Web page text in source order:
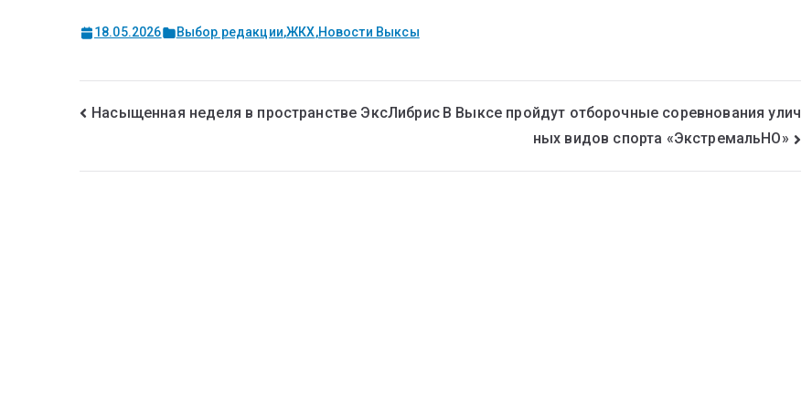
18.05.2026 Выбор редакции,ЖКХ,Новости Выксы
Насыщенная неделя в пространстве ЭксЛибрис В Выксе пройдут отборочные соревнования улич
ных видов спорта «ЭкстремальНО»